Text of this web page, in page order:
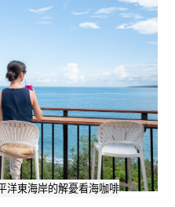
洋東海岸的解憂看海咖啡